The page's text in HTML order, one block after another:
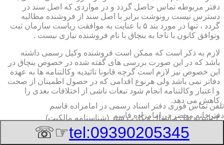
دفتر مربوطه تماس حاصل گردد و در مواردی که اصل سند در
دسترس نیست رونوشت برابر با اصل سند از فروشنده مطالبه
گردد ، تنها در مورد بند ۵ با عنایت به موافقت ریاست سازمان ثبت
وتوافق کانون با ناجا به بنچاق با نام فروشنده نیازی نیست .
لازم به ذکر است که ممکن است فروشنده وکیل رسمی داشته
باشد که در این صورت بررسی های گفته شده در خصوص بنچاق در
این خصوص نیز لازم است گرچه قانونا تائیدیه وکالتنامه ها به عهده
دفاتر نمی باشد ولی هرنوع اقدامی که در حصول اطمینان از صحت
و اعتبار وکالتنامه انجام شود تبعات ناشی از اختلافات بعدی را
کاهش می دهد.
۲-تائیدیه نقل و انتقال و کارت سبز (شناسنامه مالکیت)
برگ تائیدیه نقل و انتقال صادره از مراکز تعویض پلاک حاوی
تلفن تماس فوری دفتر اسناد رسمی در امامزاده قاسم
دفترخانه,محضر در امامزاده قاسم
tel:09390205345
☞☏